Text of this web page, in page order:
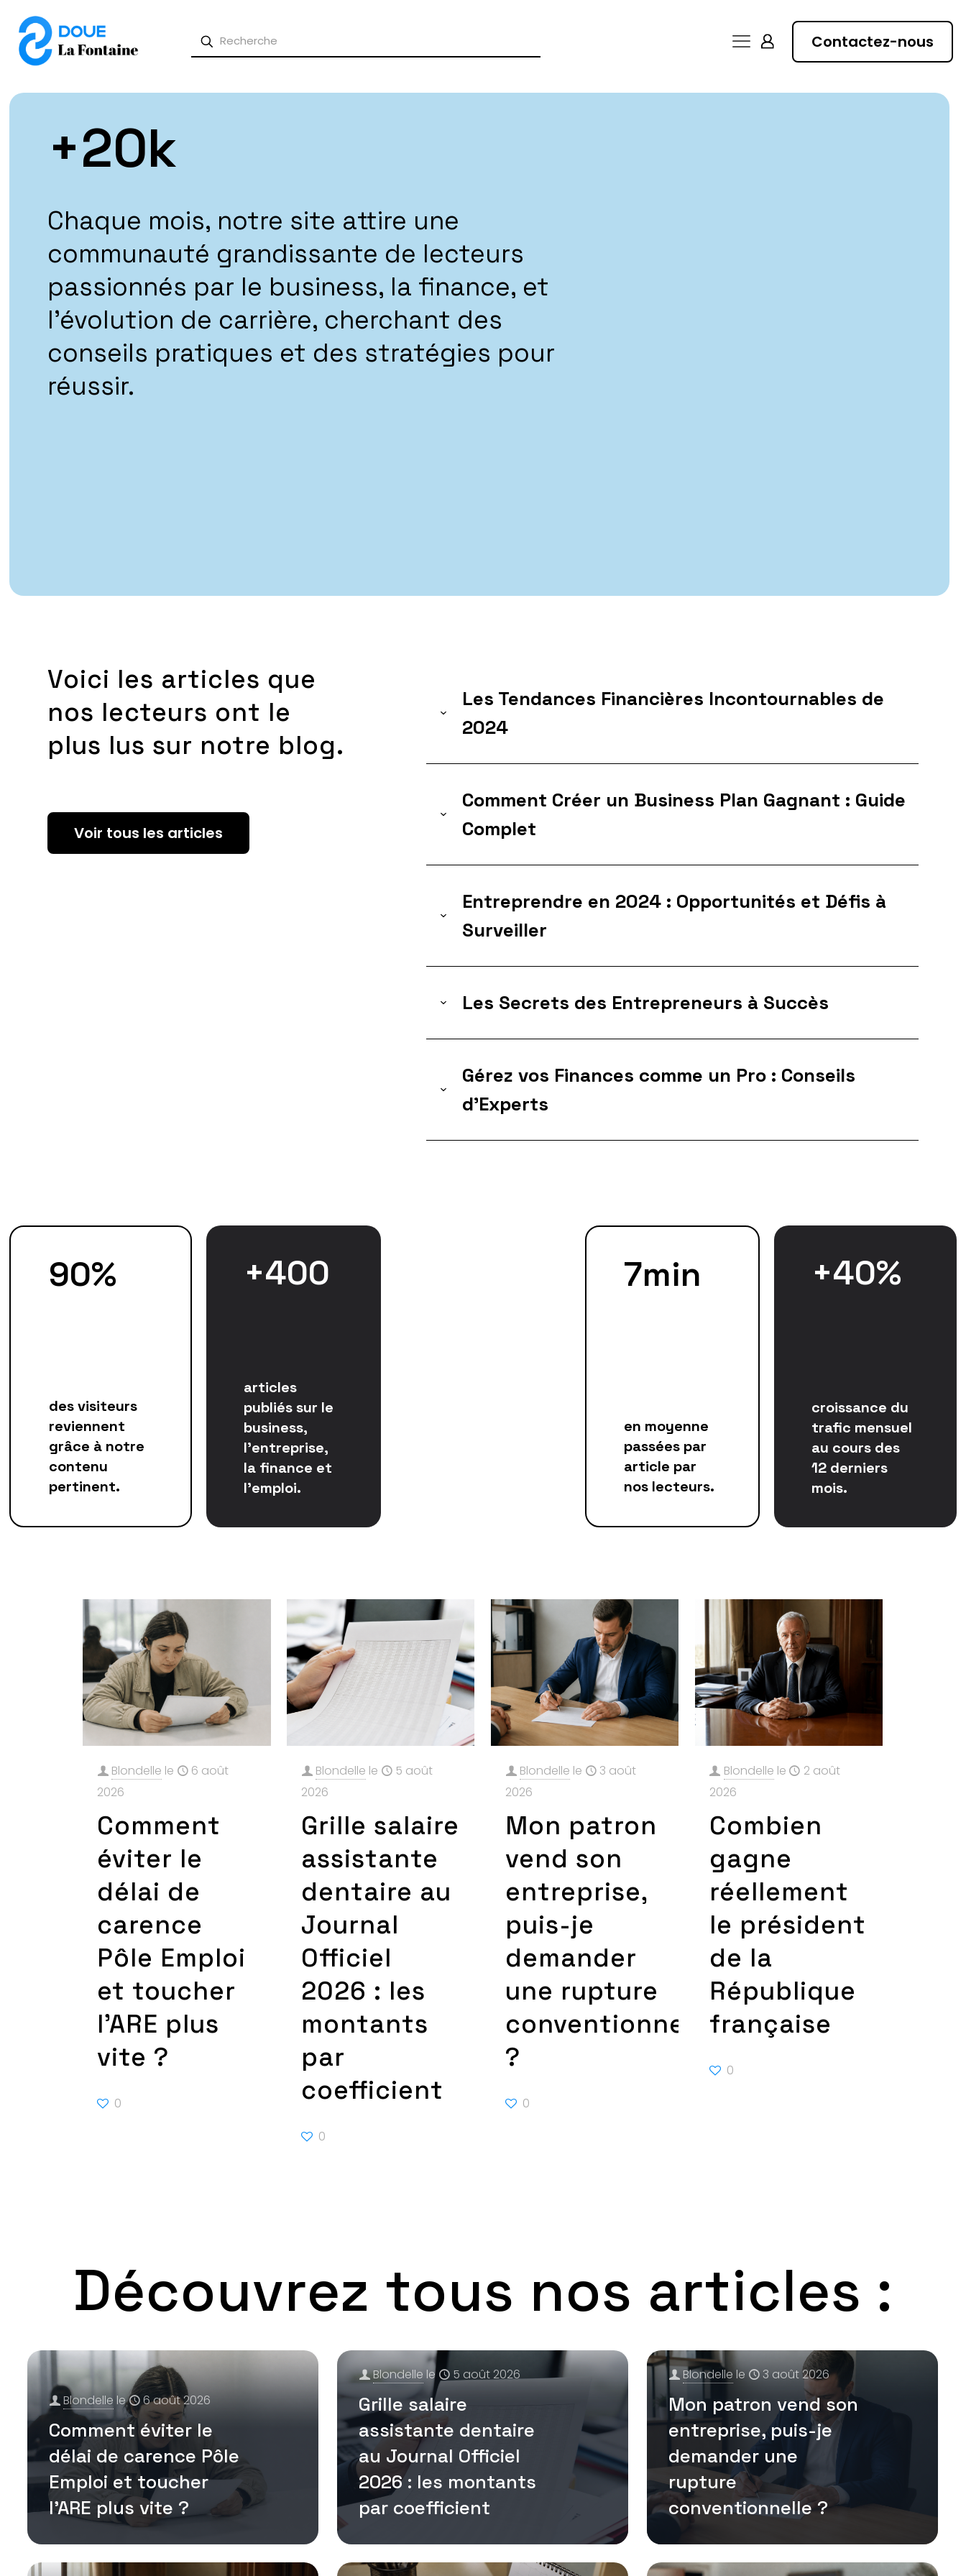
Contactez-nous
+20k
Chaque mois, notre site attire une
communauté grandissante de lecteurs
passionnés par le business, la finance, et
l'évolution de carrière, cherchant des
conseils pratiques et des stratégies pour
réussir.
Voici les articles que
nos lecteurs ont le
plus lus sur notre blog.
Voir tous les articles
Les Tendances Financières Incontournables de
2024
Comment Créer un Business Plan Gagnant : Guide
Complet
Entreprendre en 2024 : Opportunités et Défis à
Surveiller
Les Secrets des Entrepreneurs à Succès
Gérez vos Finances comme un Pro : Conseils
d'Experts
90%
des visiteurs
reviennent
grâce à notre
contenu
pertinent.
+400
articles
publiés sur le
business,
l'entreprise,
la finance et
l'emploi.
7min
en moyenne
passées par
article par
nos lecteurs.
+40%
croissance du
trafic mensuel
au cours des
12 derniers
mois.
Blondelle le
6 août
2026
Comment
éviter le
délai de
carence
Pôle Emploi
et toucher
l’ARE plus
vite ?
0
Blondelle le
5 août
2026
Grille salaire
assistante
dentaire au
Journal
Officiel
2026 : les
montants
par
coefficient
0
Blondelle le
3 août
2026
Mon patron
vend son
entreprise,
puis-je
demander
une rupture
conventionnelle
?
0
Blondelle le
2 août
2026
Combien
gagne
réellement
le président
de la
République
française
0
Découvrez tous nos articles :
Blondelle le 6 août 2026
Comment éviter le
délai de carence Pôle
Emploi et toucher
l’ARE plus vite ?
Blondellele 5 août 2026
Grille salaire
assistante dentaire
au Journal Officiel
2026 : les montants
par coefficient
Blondelle le 3 août 2026
Mon patron vend son
entreprise, puis-je
demander une
rupture
conventionnelle ?